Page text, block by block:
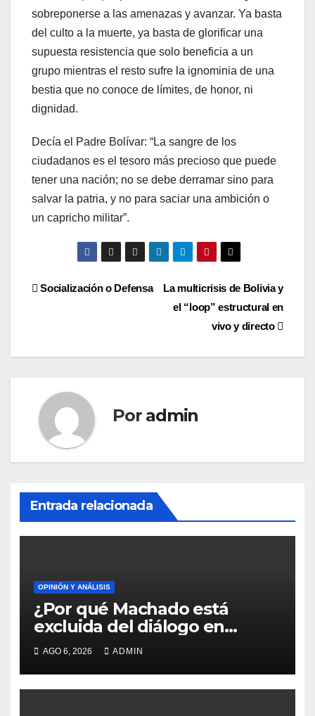
sobreponerse a las amenazas y avanzar. Ya basta
del culto a la muerte, ya basta de glorificar una
supuesta resistencia que solo beneficia a un
grupo mientras el resto sufre la ignominia de una
bestia que no conoce de límites, de honor, ni
dignidad.
Decía el Padre Bolívar: “La sangre de los
ciudadanos es el tesoro más precioso que puede
tener una nación; no se debe derramar sino para
salvar la patria, y no para saciar una ambición o
un capricho militar”.
Navegación
entradas
La multicrisis de Bolivia y
el “loop” estructural en
vivo y directo
Socialización o Defensa
Por admin
Entrada relacionada
OPINIÓN Y ANÁLISIS
¿Por qué Machado está
excluida del diálogo en
Venezuela?
AGO 6, 2026 ADMIN